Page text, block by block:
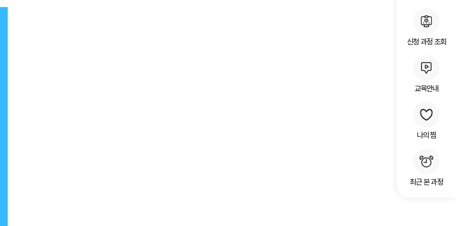
신청 과정 조회
교육안내
나의 찜
최근 본 과정